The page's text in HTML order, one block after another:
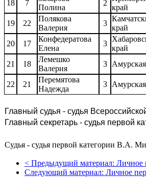
18 7
Полина
2
край
19 22
Полякова
Валерия
3
край
20 17
Конфедератова
Елена
3
край
21 18
Лемешко
Валерия
3
22 21
Перемятова
Надежда
3
Главный судья - судья
Главный секретарь - судья первой
Судья - судья первой категории В.А.
< Предыдущий материал: Личное
Следующий материал: Личное